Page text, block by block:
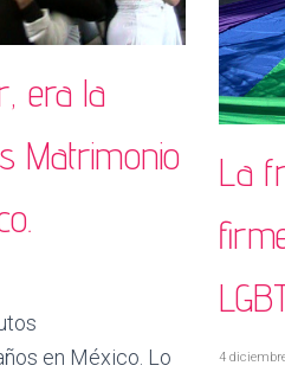
era la
Matrimonio
en México. Lo
La
4